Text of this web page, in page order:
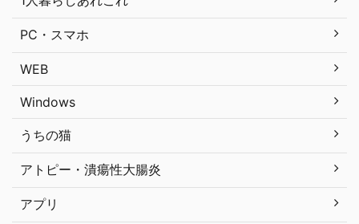
PC・スマホ
WEB
Windows
うちの猫
アトピー・潰瘍性大腸炎
アプリ